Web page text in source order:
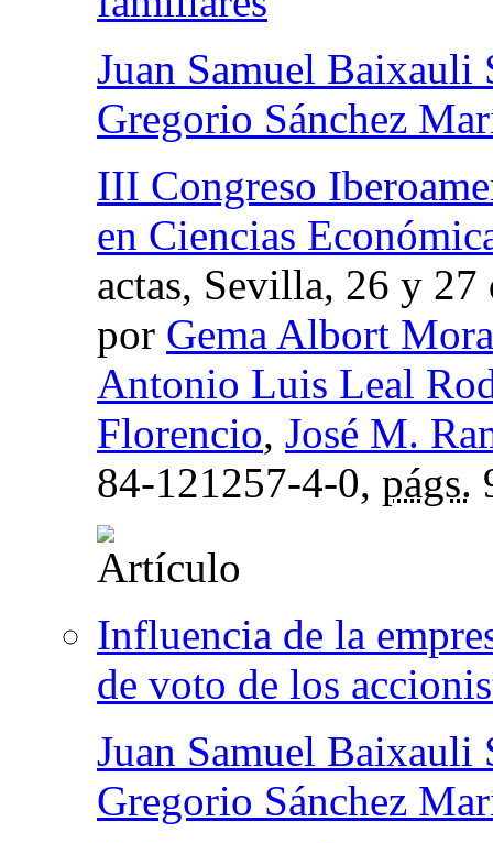
Juan Samuel Baixauli
Gregorio Sánchez
III Congreso
en Ciencias
actas, Sevilla, 26 y
por Gema Albort
Antonio Luis Leal
Florencio, José M.
84-121257-4-0, págs.
Influencia de la
de voto de los
Juan Samuel Baixauli
Gregorio Sánchez